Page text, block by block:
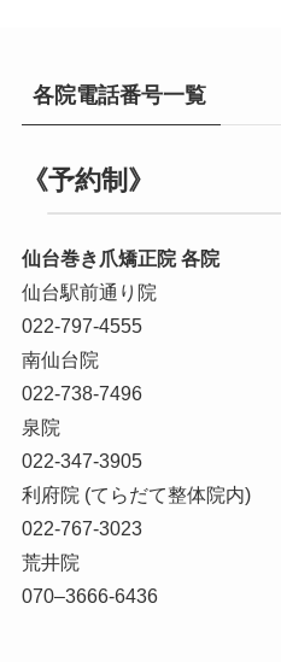
各院電話番号一覧
《予約制》
仙台巻き爪矯正院 各院
仙台駅前通り院
022-797-4555
南仙台院
022-738-7496
泉院
022-347-3905
利府院 (てらだて整体院内)
022-767-3023
荒井院
070–3666-6436